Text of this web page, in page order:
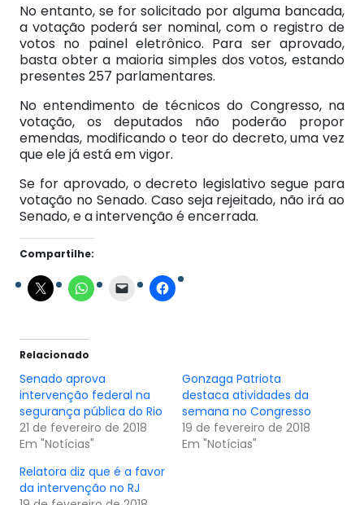
No entanto, se for solicitado por alguma bancada,
a votação poderá ser nominal, com o registro de
votos no painel eletrônico. Para ser aprovado,
basta obter a maioria simples dos votos, estando
presentes 257 parlamentares.
No entendimento de técnicos do Congresso, na
votação, os deputados não poderão propor
emendas, modificando o teor do decreto, uma vez
que ele já está em vigor.
Se for aprovado, o decreto legislativo segue para
votação no Senado. Caso seja rejeitado, não irá ao
Senado, e a intervenção é encerrada.
Compartilhe:
Relacionado
Senado aprova
intervenção federal na
segurança pública do Rio
21 de fevereiro de 2018
Em "Notícias"
Gonzaga Patriota
destaca atividades da
semana no Congresso
19 de fevereiro de 2018
Em "Notícias"
Relatora diz que é a favor
da intervenção no RJ